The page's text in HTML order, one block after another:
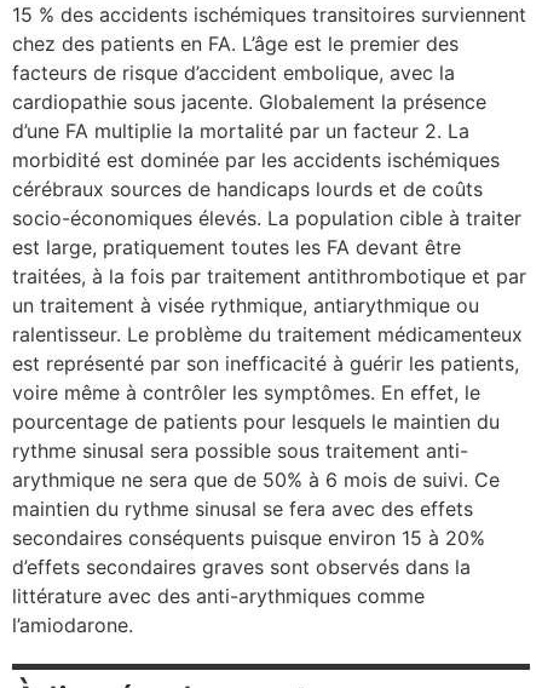
15 % des accidents ischémiques transitoires surviennent
chez des patients en FA. L’âge est le premier des
facteurs de risque d’accident embolique, avec la
cardiopathie sous jacente. Globalement la présence
d’une FA multiplie la mortalité par un facteur 2. La
morbidité est dominée par les accidents ischémiques
cérébraux sources de handicaps lourds et de coûts
socio-économiques élevés. La population cible à traiter
est large, pratiquement toutes les FA devant être
traitées, à la fois par traitement antithrombotique et par
un traitement à visée rythmique, antiarythmique ou
ralentisseur. Le problème du traitement médicamenteux
est représenté par son inefficacité à guérir les patients,
voire même à contrôler les symptômes. En effet, le
pourcentage de patients pour lesquels le maintien du
rythme sinusal sera possible sous traitement anti-
arythmique ne sera que de 50% à 6 mois de suivi. Ce
maintien du rythme sinusal se fera avec des effets
secondaires conséquents puisque environ 15 à 20%
d’effets secondaires graves sont observés dans la
littérature avec des anti-arythmiques comme
l’amiodarone.